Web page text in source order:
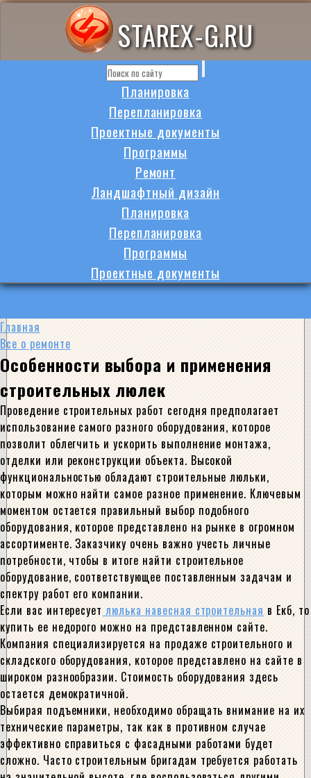
STAREX-G.RU
Планировка
Перепланировка
Проектные документы
Программы
Ремонт
Ландшафтный дизайн
Планировка
Перепланировка
Программы
Проектные документы
Главная
Все о ремонте
Особенности выбора и применения
строительных люлек
Проведение строительных работ сегодня предполагает
использование самого разного оборудования, которое
позволит облегчить и ускорить выполнение монтажа,
отделки или реконструкции объекта. Высокой
функциональностью обладают строительные люльки,
которым можно найти самое разное применение. Ключевым
моментом остается правильный выбор подобного
оборудования, которое представлено на рынке в огромном
ассортименте. Заказчику очень важно учесть личные
потребности, чтобы в итоге найти строительное
оборудование, соответствующее поставленным задачам и
спектру работ его компании.
Если вас интересует люлька навесная строительная в Екб, то
купить ее недорого можно на представленном сайте.
Компания специализируется на продаже строительного и
складского оборудования, которое представлено на сайте в
широком разнообразии. Стоимость оборудования здесь
остается демократичной.
Выбирая подъемники, необходимо обращать внимание на их
технические параметры, так как в противном случае
эффективно справиться с фасадными работами будет
сложно. Часто строительным бригадам требуется работать